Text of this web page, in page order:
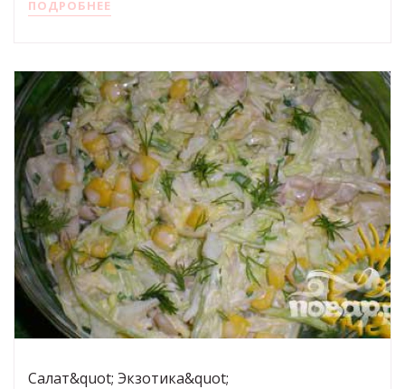
ПОДРОБНЕЕ
Салат&quot; Экзотика&quot;